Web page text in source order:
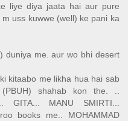
liye diya jaata hai aur pure
m uss kuwwe (well) ke pani ka
duniya me. aur wo bhi desert
kitaabo me likha hua hai sab
shahab kon the. ..
GITA... MANU SMIRTI...
books me.. MOHAMMAD